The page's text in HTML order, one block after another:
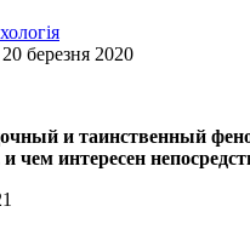
березня 2020
и таинственный
чем интересен